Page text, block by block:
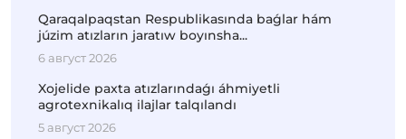
Qaraqalpaqstan Respublikasında baǵlar hám
júzim atızların jaratıw boyınsha...
6 август 2026
Xojelide paxta atızlarındaǵı áhmiyetli
agrotexnikalıq ilajlar talqılandı
5 август 2026